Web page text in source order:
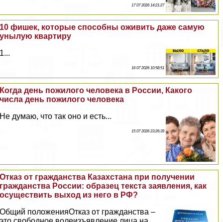
17 07 2026 14:21:27
10 фишек, которые способны оживить даже самую
унылую квартиру
1...
16 07 2026 10:58:51
Когда день пожилого человека в России, Какого
числа день пожилого человека
Не думаю, что так оно и есть...
15 07 2026 23:26:39
Отказ от гражданства Казахстана при получении
гражданства России: образец текста заявления, как
осуществить выход из него в РФ?
Общий положенияОтказ от гражданства –